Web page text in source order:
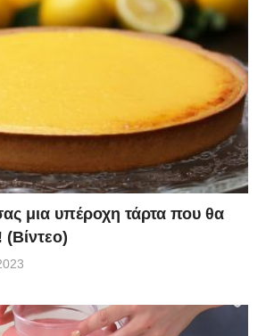
μια υπέροχη τάρτα που θα
(Βίντεο)